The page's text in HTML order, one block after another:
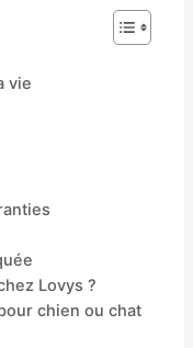
vie
Lovys ?
chien ou chat